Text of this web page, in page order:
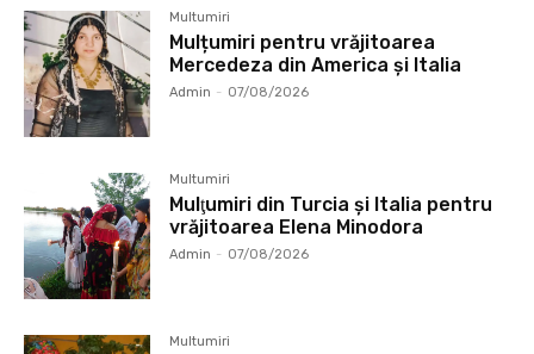
Multumiri
Mulțumiri pentru vrăjitoarea
Mercedeza din America și Italia
Admin - 07/08/2026
Multumiri
Mulţumiri din Turcia și Italia pentru
vrăjitoarea Elena Minodora
Admin - 07/08/2026
Multumiri